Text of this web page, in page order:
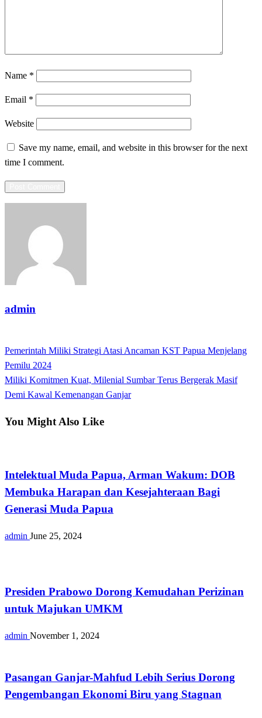
Name *
Email *
Website
Save my name, email, and website in this browser for the next
time I comment.
admin
Post
navigation
Previous
Post
Pemerintah Miliki Strategi Atasi Ancaman KST Papua Menjelang
Pemilu 2024
Next
Post
Miliki Komitmen Kuat, Milenial Sumbar Terus Bergerak Masif
Demi Kawal Kemenangan Ganjar
You Might Also Like
Intelektual Muda Papua, Arman Wakum: DOB
Membuka Harapan dan Kesejahteraan Bagi
Generasi Muda Papua
admin June 25, 2024
Presiden Prabowo Dorong Kemudahan Perizinan
untuk Majukan UMKM
admin November 1, 2024
Pasangan Ganjar-Mahfud Lebih Serius Dorong
Pengembangan Ekonomi Biru yang Stagnan